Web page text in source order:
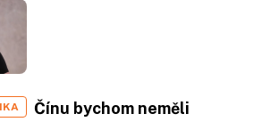
Čínu bychom neměli